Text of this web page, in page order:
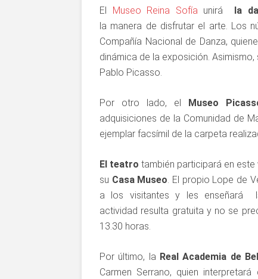
El Museo Reina Sofía unirá la
la manera de disfrutar el arte. Los
Compañía Nacional de Danza,
dinámica de la exposición.
Pablo Picasso.
Por otro lado, el Museo
adquisiciones de la Comunidad de
ejemplar facsímil de la carpeta
El teatro también participará en
su Casa Museo. El propio Lope de
a los visitantes y les enseñará
actividad resulta gratuita y no se
13.30 horas.
Por último, la Real Academia de
Carmen Serrano, quien